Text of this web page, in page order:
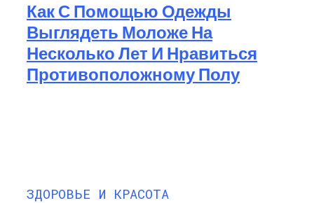
Как С Помощью Одежды
Выглядеть Моложе На
Несколько Лет И Нравиться
Противоположному Полу
ЗДОРОВЬЕ И КРАСОТА